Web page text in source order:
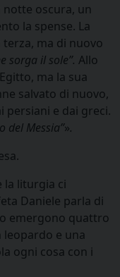
notte oscura, un
la spense. La
terza, ma di nuovo
sorga il sole”. Allo
ma la sua
salvato di nuovo,
persiani e dai greci.
del Messia”».
la liturgia ci
Daniele parla di
emergono quattro
e una
ogni cosa con i